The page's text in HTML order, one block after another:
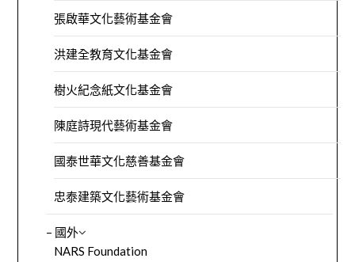
張啟華文化藝術基金會
洪建全教育文化基金會
樹火紀念紙文化基金會
陳庭詩現代藝術基金會
國泰世華文化慈善基金會
忠泰建築文化藝術基金會
– 國外
NARS Foundation